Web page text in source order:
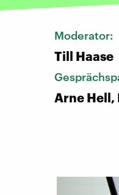
Moderator:
Till Haase
Arne Hell,